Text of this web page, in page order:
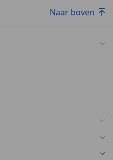
Naar boven